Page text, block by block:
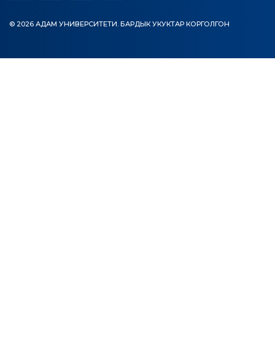
© 2026 АДАМ УНИВЕРСИТЕТИ. БАРДЫК УКУКТАР КОРГОЛГОН